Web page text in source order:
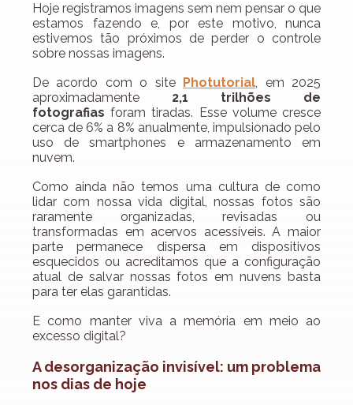
Hoje registramos imagens sem nem pensar o que
estamos fazendo e, por este motivo, nunca
estivemos tão próximos de perder o controle
sobre nossas imagens.
De acordo com o site Photutorial, em 2025
aproximadamente 2,1 trilhões de
fotografias foram tiradas. Esse volume cresce
cerca de 6% a 8% anualmente, impulsionado pelo
uso de smartphones e armazenamento em
nuvem.
Como ainda não temos uma cultura de como
lidar com nossa vida digital, nossas fotos são
raramente organizadas, revisadas ou
transformadas em acervos acessíveis. A maior
parte permanece dispersa em dispositivos
esquecidos ou acreditamos que a configuração
atual de salvar nossas fotos em nuvens basta
para ter elas garantidas.
E como manter viva a memória em meio ao
excesso digital?
A desorganização invisível: um problema
nos dias de hoje